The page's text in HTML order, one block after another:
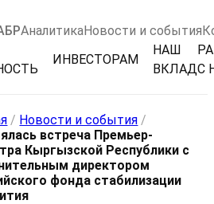
АналитикаНовости и события
ИНВЕСТОРАМ
НАШ
ВКЛАДС
/ Новости и события /
встреча Премьер-
Кыргызской Республики с
директором
фонда стабилизации